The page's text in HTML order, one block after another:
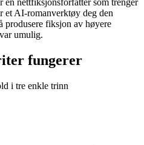
et AI-romanverktøy deg den
produsere fiksjon av høyere
umulig.
fungerer
i tre enkle trinn